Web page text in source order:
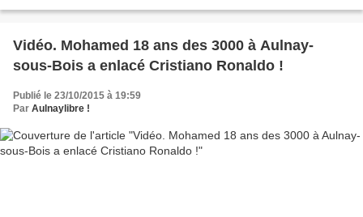
Vidéo. Mohamed 18 ans des 3000 à Aulnay-
sous-Bois a enlacé Cristiano Ronaldo !
Publié le 23/10/2015 à 19:59
Par Aulnaylibre !